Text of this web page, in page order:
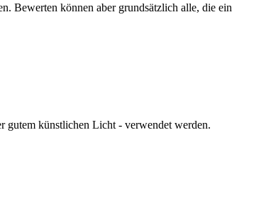
Bewerten können aber grundsätzlich alle, die ein
gutem künstlichen Licht - verwendet werden.